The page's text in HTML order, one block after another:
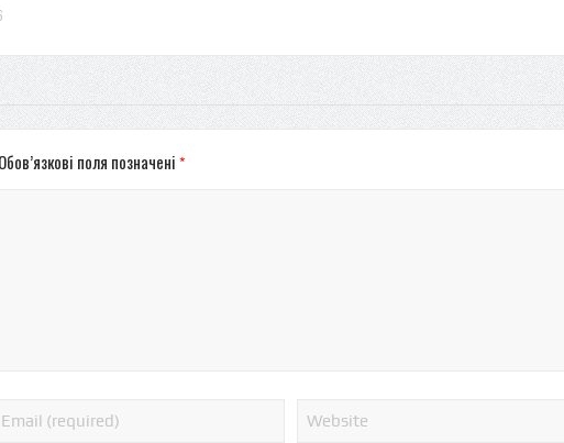
Обов’язкові поля позначені*